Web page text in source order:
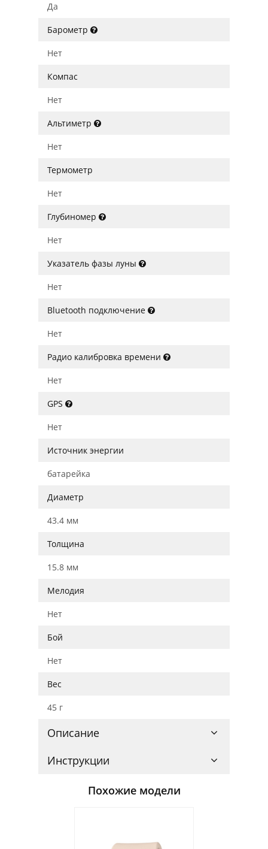
Да
Барометр
Нет
Компас
Нет
Альтиметр
Нет
Термометр
Нет
Глубиномер
Нет
Указатель фазы луны
Нет
Bluetooth подключение
Нет
Радио калибровка времени
Нет
GPS
Нет
Источник энергии
батарейка
Диаметр
43.4 мм
Толщина
15.8 мм
Мелодия
Нет
Бой
Нет
Вес
45 г
Описание
Инструкции
Похожие модели